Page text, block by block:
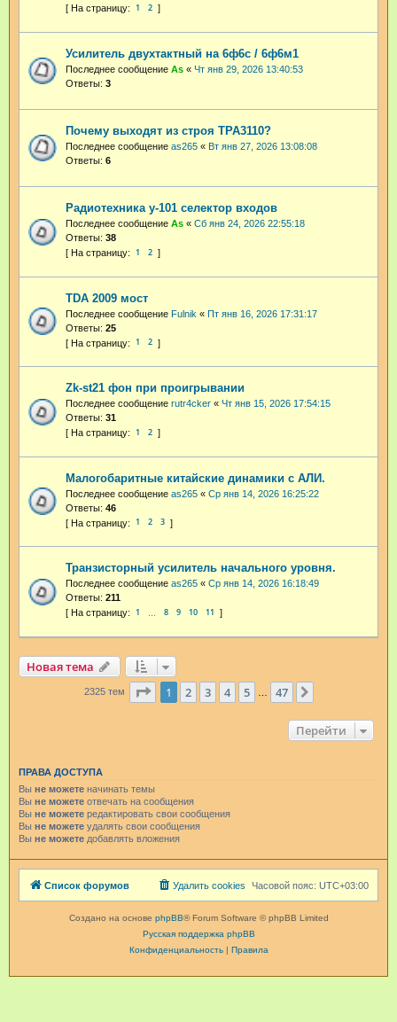
1 2
Усилитель двухтактный на 6ф6с / 6ф6м1
Последнее сообщение As « Чт янв 29, 2026 13:40:53
Ответы: 3
Почему выходят из строя TPA3110?
Последнее сообщение as265 « Вт янв 27, 2026 13:08:08
Ответы: 6
Радиотехника у-101 селектор входов
Последнее сообщение As « Сб янв 24, 2026 22:55:18
Ответы: 38
1 2
TDA 2009 мост
Последнее сообщение Fulnik « Пт янв 16, 2026 17:31:17
Ответы: 25
1 2
Zk-st21 фон при проигрывании
Последнее сообщение rutr4cker « Чт янв 15, 2026 17:54:15
Ответы: 31
1 2
Малогобаритные китайские динамики с АЛИ.
Последнее сообщение as265 « Ср янв 14, 2026 16:25:22
Ответы: 46
1 2 3
Транзисторный усилитель начального уровня.
Последнее сообщение as265 « Ср янв 14, 2026 16:18:49
Ответы: 211
1 8 9 10 11
Новая тема
2325 тем Страница из 47
1 2 3 4 5 47
Перейти
ПРАВА ДОСТУПА
Вы не можете начинать темы
Вы не можете отвечать на сообщения
Вы не можете редактировать свои сообщения
Вы не можете удалять свои сообщения
Вы не можете добавлять вложения
Список форумов Часовой пояс: UTC+03:00
Удалить cookies
Создано на основе phpBB® Forum Software © phpBB Limited
Русская поддержка phpBB
Конфиденциальность| Правила